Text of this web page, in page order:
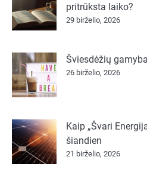
pritrūksta laiko?
29 birželio, 2026
Šviesdėžių
26 birželio, 2026
Kaip „Švari
šiandien
21 birželio, 2026